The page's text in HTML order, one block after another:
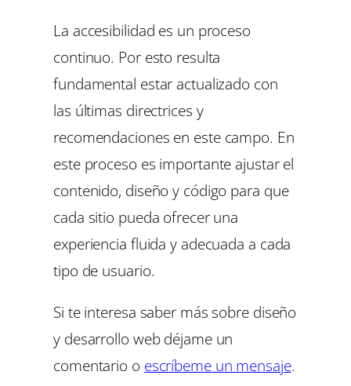
La accesibilidad es un proceso
continuo. Por esto resulta
fundamental estar actualizado con
las últimas directrices y
recomendaciones en este campo. En
este proceso es importante ajustar el
contenido, diseño y código para que
cada sitio pueda ofrecer una
experiencia fluida y adecuada a cada
tipo de usuario.
Si te interesa saber más sobre diseño
y desarrollo web déjame un
comentario o escríbeme un mensaje.